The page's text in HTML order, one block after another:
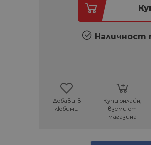
Наличност
Добави в
любими
Купи онлайн,
вземи от
магазина